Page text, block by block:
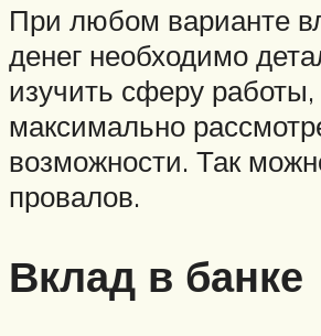
При любом варианте
денег необходимо
изучить сферу работы,
максимально
возможности. Так
провалов.
Вклад в банке